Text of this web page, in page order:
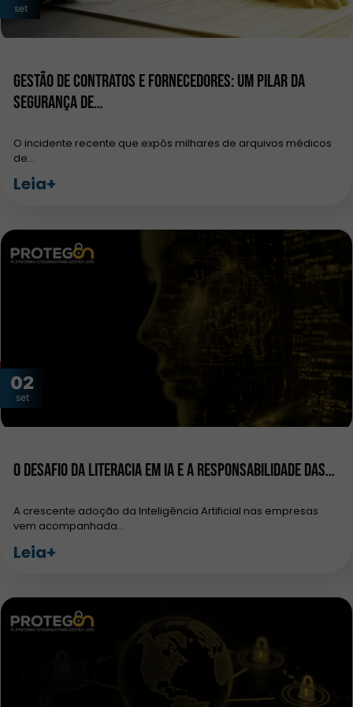
set
Gestão de contratos e fornecedores: um pilar da
segurança de…
O incidente recente que expôs milhares de arquivos médicos
de…
Leia+
02
set
O Desafio da Literacia em IA e a Responsabilidade das…
A crescente adoção da Inteligência Artificial nas empresas
vem acompanhada…
Leia+